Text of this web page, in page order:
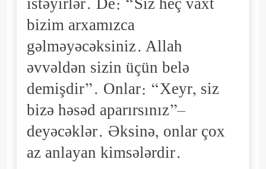
istəyirlər. De: “Siz heç vaxt
bizim arxamızca
gəlməyəcəksiniz. Allah
əvvəldən sizin üçün belə
demişdir”. Onlar: “Xeyr, siz
bizə həsəd aparırsınız”–
deyəcəklər. Əksinə, onlar çox
az anlayan kimsələrdir.